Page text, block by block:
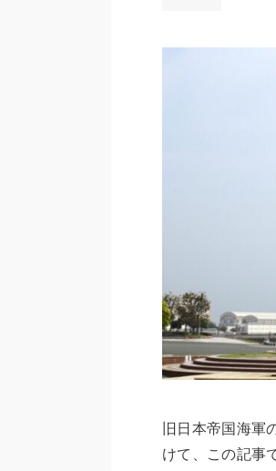
旧日本帝国海軍
けて、この記事